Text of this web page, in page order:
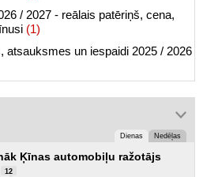
/ 2027 - reālais patēriņš, cena,
(1)
atsauksmes un iespaidi 2025 / 2026
Dienas Nedēļas
Ķīnas automobiļu ražotājs
12